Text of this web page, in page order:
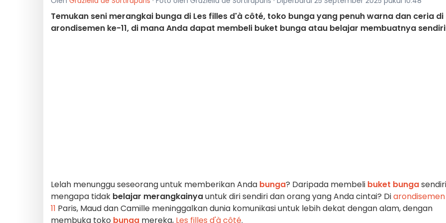
Temukan seni merangkai bunga di Les filles d'à côté, toko bunga yang penuh warna dan ceria di
arondisemen ke-11, di mana Anda dapat membeli buket bunga atau belajar membuatnya
Lelah menunggu seseorang untuk memberikan Anda bunga? Daripada membeli buket bunga
mengapa tidak belajar merangkainyauntuk diri sendiri dan orang yang Anda cintai? Di
11 Paris, Maud dan Camille meninggalkan dunia komunikasi untuk lebih dekat dengan alam, dengan
membuka toko bunga mereka, Les filles d'à côté.